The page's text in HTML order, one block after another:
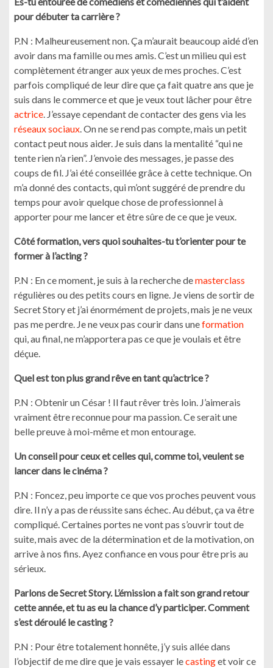
pour débuter ta carrière ?
P.N : Malheureusement non. Ça m’aurait beaucoup aidé d’en
avoir dans ma famille ou mes amis. C’est un milieu qui est
complètement étranger aux yeux de mes proches. C’est
parfois compliqué de leur dire que ça fait quatre ans que je
suis dans le commerce et que je veux tout lâcher pour être
actrice. J’essaye cependant de contacter des gens via les
réseaux sociaux. On ne se rend pas compte, mais un petit
contact peut nous aider. Je suis dans la mentalité “qui ne
tente rien n’a rien”. J’envoie des messages, je passe des
coups de fil. J’ai été conseillée grâce à cette technique. On
m’a donné des contacts, qui m’ont suggéré de prendre du
temps pour avoir quelque chose de professionnel à
apporter pour me lancer et être sûre de ce que je veux.
Côté formation, vers quoi souhaites-tu t’orienter pour te
former à l’acting ?
P.N : En ce moment, je suis à la recherche demasterclass
régulières ou des petits cours en ligne. Je viens de sortir de
Secret Story et j’ai énormément de projets, mais je ne veux
pas me perdre. Je ne veux pas courir dans uneformation
qui, au final, ne m’apportera pas ce que je voulais et être
déçue.
Quel est ton plus grand rêve en tant qu’actrice ?
P.N : Obtenir un César ! Il faut rêver très loin. J’aimerais
vraiment être reconnue pour ma passion. Ce serait une
belle preuve à moi-même et mon entourage.
Un conseil pour ceux et celles qui, comme toi, veulent se
lancer dans le cinéma ?
P.N : Foncez, peu importe ce que vos proches peuvent vous
dire. Il n’y a pas de réussite sans échec. Au début, ça va être
compliqué. Certaines portes ne vont pas s’ouvrir tout de
suite, mais avec de la détermination et de la motivation, on
arrive à nos fins. Ayez confiance en vous pour être pris au
sérieux.
Parlons de Secret Story. L’émission a fait son grand retour
cette année, et tu as eu la chance d’y participer. Comment
s’est déroulé le casting ?
P.N : Pour être totalement honnête, j’y suis allée dans
l’objectif de me dire que je vais essayer lecastinget voir ce